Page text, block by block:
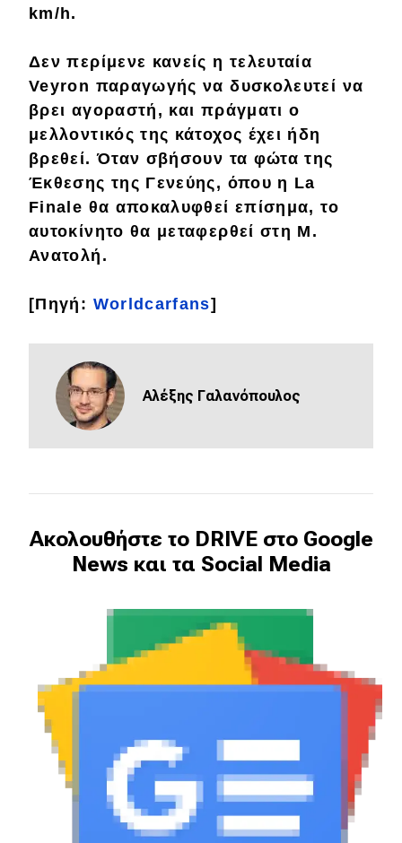
Motorsport
Eco
Νέα
Τεχνολογία
Mobility
Σταθμοί φόρτισης
Classic
Παρουσιάσεις
DRIVE Away
Μεταχειρισμένο
Οδηγός αγοράς
Συμβουλές
Χρηστικά
Συμβουλές
ΚΤΕΟ
Οδική βοήθεια
km/h.
Δεν περίμενε κανείς η τελευταία
Veyron παραγωγής να δυσκολευτεί να
βρει αγοραστή, και πράγματι ο
μελλοντικός της κάτοχος έχει ήδη
βρεθεί. Όταν σβήσουν τα φώτα της
Έκθεσης της Γενεύης, όπου η La
Finale θα αποκαλυφθεί επίσημα, το
αυτοκίνητο θα μεταφερθεί στη Μ.
Ανατολή.
[Πηγή: Worldcarfans]
Αλέξης Γαλανόπουλος
Ακολουθήστε το DRIVE στο Google
News και τα Social Media